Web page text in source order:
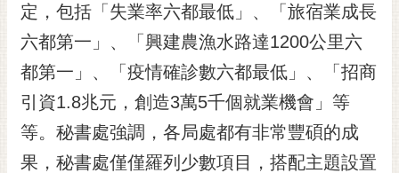
日
本
語
隱
私
權
及
定，包括「失業率六都最低」、「旅宿業成長
六都第一」、「興建農漁水路達1200公里六
都第一」、「疫情確診數六都最低」、「招商
引資1.8兆元，創造3萬5千個就業機會」等
等。秘書處強調，各局處都有非常豐碩的成
果，秘書處僅僅羅列少數項目，搭配主題設置